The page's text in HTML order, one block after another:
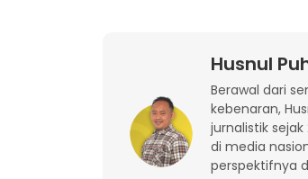
Husnul
Berawal dari
kebenaran,
jurnalistik
di media
perspektifnya